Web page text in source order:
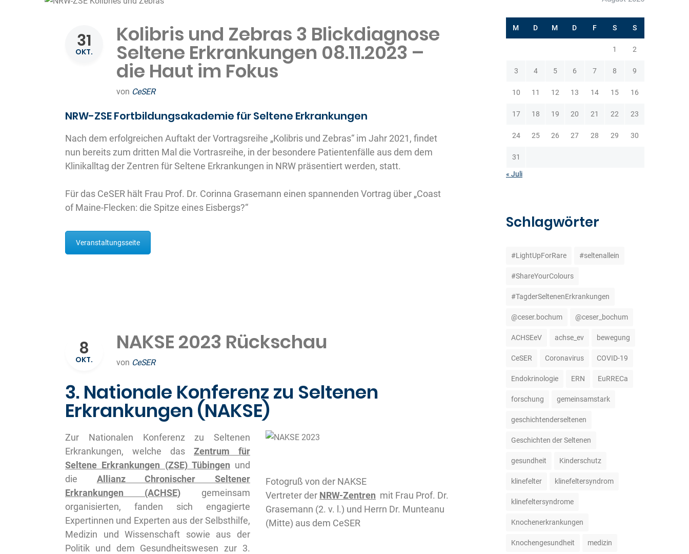
31
OKT.
Kolibris und Zebras 3 Blickdiagnose
Seltene Erkrankungen 08.11.2023 –
die Haut im Fokus
von CeSER
NRW-ZSE Fortbildungsakademie für Seltene Erkrankungen
Nach dem erfolgreichen Auftakt der Vortragsreihe „Kolibris und Zebras“ im Jahr 2021, findet
nun bereits zum dritten Mal die Vortrasreihe, in der besondere Patientenfälle aus dem dem
Klinikalltag der Zentren für Seltene Erkrankungen in NRW präsentiert werden, statt.
Für das CeSER hält Frau Prof. Dr. Corinna Grasemann einen spannenden Vortrag über „Coast
of Maine-Flecken: die Spitze eines Eisbergs?“
Veranstaltungsseite
8
OKT.
NAKSE 2023 Rückschau
von CeSER
3. Nationale Konferenz zu Seltenen
Erkrankungen (NAKSE)
Zur Nationalen Konferenz zu Seltenen
Erkrankungen, welche das Zentrum für
Seltene Erkrankungen (ZSE) Tübingen und
die Allianz Chronischer Seltener
Erkrankungen (ACHSE) gemeinsam
organisierten, fanden sich engagierte
Expertinnen und Experten aus der Selbsthilfe,
Medizin und Wissenschaft sowie aus der
Politik und dem Gesundheitswesen zur 3.
Fotogruß von der NAKSE
Vertreter der NRW-Zentren mit Frau Prof. Dr.
Grasemann (2. v. l.) und Herrn Dr. Munteanu
(Mitte) aus dem CeSER
M D M D F S S
1 2
3 4 5 6 7 8 9
10 11 12 13 14 15 16
17 18 19 20 21 22 23
24 25 26 27 28 29 30
31
« Juli
Schlagwörter
#LightUpForRare #seltenallein
#ShareYourColours
#TagderSeltenenErkrankungen
@ceser.bochum @ceser_bochum
ACHSEeV achse_ev bewegung
CeSER Coronavirus COVID-19
Endokrinologie ERN EuRRECa
forschung gemeinsamstark
geschichtenderseltenen
Geschichten der Seltenen
gesundheit Kinderschutz
klinefelter klinefeltersyndrom
klinefeltersyndrome
Knochenerkrankungen
Knochengesundheit medizin